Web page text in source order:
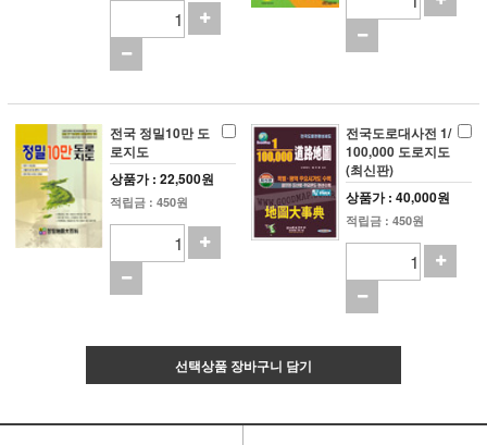
전국 정밀10만 도
로지도
상품가 : 22,500원
적립금 : 450원
전국도로대사전 1/
100,000 도로지도
(최신판)
상품가 : 40,000원
적립금 : 450원
선택상품 장바구니 담기